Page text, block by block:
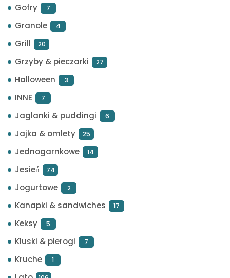
Gofry 7
Granole 4
Grill 20
Grzyby & pieczarki 27
Halloween 3
INNE 7
Jaglanki & puddingi 6
Jajka & omlety 25
Jednogarnkowe 14
Jesień 74
Jogurtowe 2
Kanapki & sandwiches 17
Keksy 5
Kluski & pierogi 7
Kruche 1